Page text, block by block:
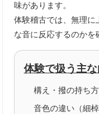
味があります。
体験稽古では、無理に
な音に反応するのかを
体験で扱う主
構え・撥の持ち
音色の違い（細